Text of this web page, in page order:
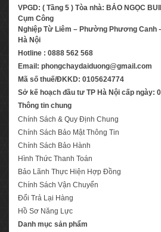
VPGD: ( Tầng 5 ) Tòa nhà: BẢO NGỌC
Cụm Công
Nghiệp Từ Liêm – Phường Phương Canh
Hà Nội
Hotline : 0888 562 568
Email: phongchaydaiduong@gmail.com
Mã số thuế/ĐKKD: 0105624774
Sở kế hoạch đầu tư TP Hà Nội cấp ngày:
Thông tin chung
Chính Sách & Quy Định Chung
Chính Sách Bảo Mật Thông Tin
Chính Sách Bảo Hành
Hình Thức Thanh Toán
Bảo Lãnh Thực Hiện Hợp Đồng
Chính Sách Vận Chuyển
Đổi Trả Lại Hàng
Hồ Sơ Năng Lực
Danh mục sản phẩm